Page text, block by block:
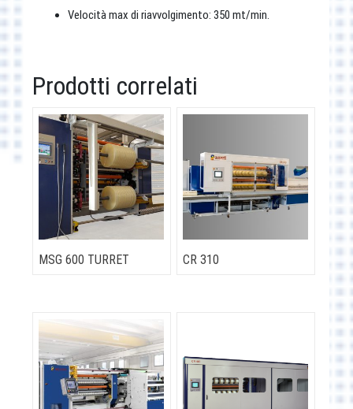
Velocità max di riavvolgimento: 350 mt/min.
Prodotti correlati
MSG 600 TURRET CR 310